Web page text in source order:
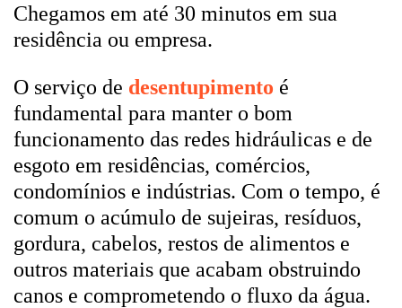
Chegamos em até 30 minutos em sua
residência ou empresa.
O serviço de desentupimento é
fundamental para manter o bom
funcionamento das redes hidráulicas e de
esgoto em residências, comércios,
condomínios e indústrias. Com o tempo, é
comum o acúmulo de sujeiras, resíduos,
gordura, cabelos, restos de alimentos e
outros materiais que acabam obstruindo
canos e comprometendo o fluxo da água.